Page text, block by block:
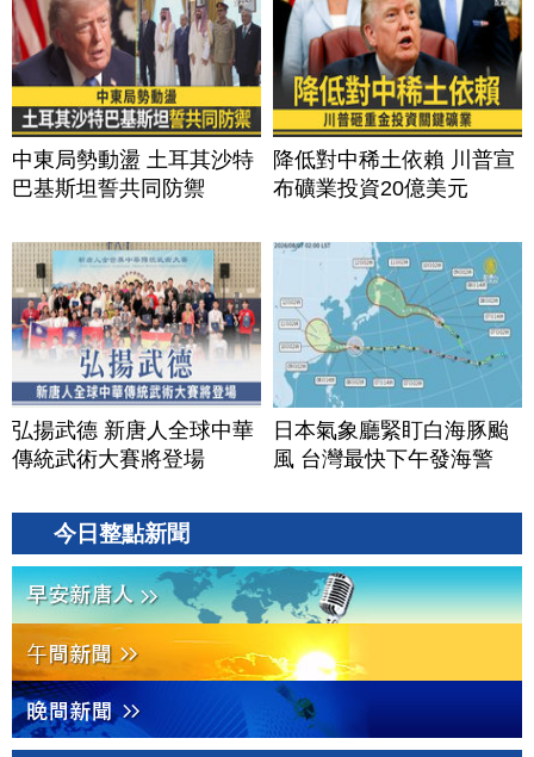
中東局勢動盪 土耳其沙特
巴基斯坦誓共同防禦
降低對中稀土依賴 川普宣
布礦業投資20億美元
弘揚武德 新唐人全球中華
傳統武術大賽將登場
日本氣象廳緊盯白海豚颱
風 台灣最快下午發海警
今日整點新聞